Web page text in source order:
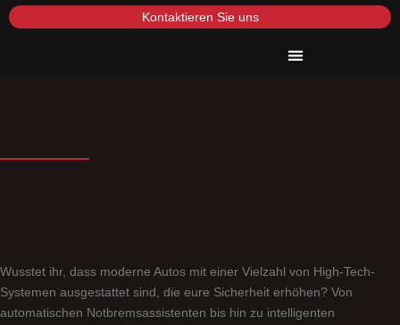
Kontaktieren Sie uns
Wusstet ihr, dass moderne Autos mit einer Vielzahl von High-Tech-
Systemen ausgestattet sind, die eure Sicherheit erhöhen? Von
automatischen Notbremsassistenten bis hin zu intelligenten